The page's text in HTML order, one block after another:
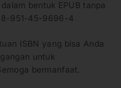
bentuk EPUB tanpa
951-45-9696-4
ISBN yang bisa Anda
untuk
bermanfaat.